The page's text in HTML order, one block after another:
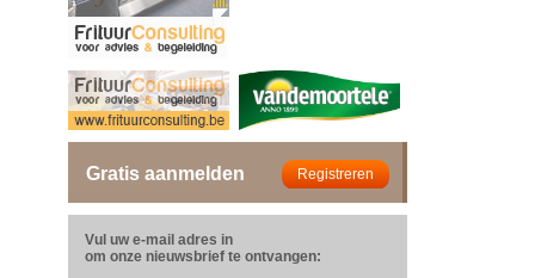
Gratis aanmelden
Vul uw e-mail adres in
om onze nieuwsbrief te ontvangen: